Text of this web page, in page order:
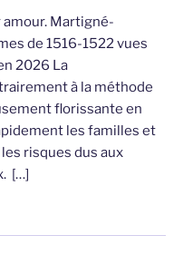
amour. Martigné-
de 1516-1522 vues
2026 La
à la méthode
florissante en
les familles et
risques dus aux
[…]